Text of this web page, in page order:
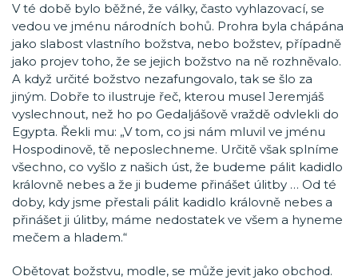
V té době bylo běžné, že války, často vyhlazovací, se
vedou ve jménu národních bohů. Prohra byla chápána
jako slabost vlastního božstva, nebo božstev, případně
jako projev toho, že se jejich božstvo na ně rozhněvalo.
A když určité božstvo nezafungovalo, tak se šlo za
jiným. Dobře to ilustruje řeč, kterou musel Jeremjáš
vyslechnout, než ho po Gedaljášově vraždě odvlekli do
Egypta. Řekli mu: „V tom, co jsi nám mluvil ve jménu
Hospodinově, tě neposlechneme. Určitě však splníme
všechno, co vyšlo z našich úst, že budeme pálit kadidlo
královně nebes a že ji budeme přinášet úlitby … Od té
doby, kdy jsme přestali pálit kadidlo královně nebes a
přinášet ji úlitby, máme nedostatek ve všem a hyneme
mečem a hladem.“
Obětovat božstvu, modle, se může jevit jako obchod.